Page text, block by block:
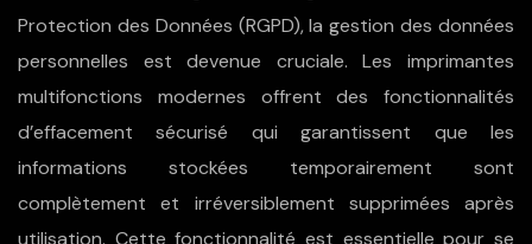
Protection des Données (RGPD), la gestion des données
personnelles est devenue cruciale. Les imprimantes
multifonctions modernes offrent des fonctionnalités
d’effacement sécurisé qui garantissent que les
informations stockées temporairement sont
complètement et irréversiblement supprimées après